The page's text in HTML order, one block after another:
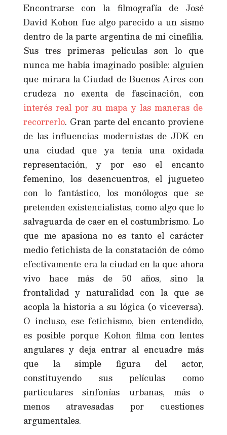
Encontrarse con la filmografía de José
David Kohon fue algo parecido a un sismo
dentro de la parte argentina de mi cinefilia.
Sus tres primeras películas son lo que
nunca me había imaginado posible: alguien
que mirara la Ciudad de Buenos Aires con
crudeza no exenta de fascinación, con
interés real por su mapa y las maneras de
recorrerlo. Gran parte del encanto proviene
de las influencias modernistas de JDK en
una ciudad que ya tenía una oxidada
representación, y por eso el encanto
femenino, los desencuentros, el jugueteo
con lo fantástico, los monólogos que se
pretenden existencialistas, como algo que lo
salvaguarda de caer en el costumbrismo. Lo
que me apasiona no es tanto el carácter
medio fetichista de la constatación de cómo
efectivamente era la ciudad en la que ahora
vivo hace más de 50 años, sino la
frontalidad y naturalidad con la que se
acopla la historia a su lógica (o viceversa).
O incluso, ese fetichismo, bien entendido,
es posible porque Kohon filma con lentes
angulares y deja entrar al encuadre más
que la simple figura del actor,
constituyendo sus películas como
particulares sinfonías urbanas, más o
menos atravesadas por cuestiones
argumentales.